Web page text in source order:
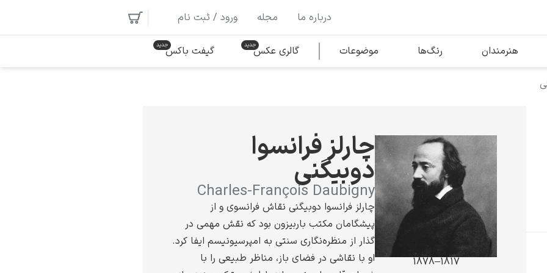
محبوب‌ترین هنرمندان
ونسان ون گوگ
درباره ما مجله ورود / ثبت نام
هنرمندان رنگ‌ها موضوعات گالری عکس گیفت باکس
1817–1878
چارلز فرانسوا
دوبیگنی
Charles-François Daubigny
چارلز فرانسوا دوبیگنی نقاش فرانسوی و از
پیشگامان مکتب باربیزون بود که نقش مهمی در
گذار از منظره‌نگاری سنتی به امپرسیونیسم ایفا کرد.
او با نقاشی در فضای باز، مناظر طبیعی را با